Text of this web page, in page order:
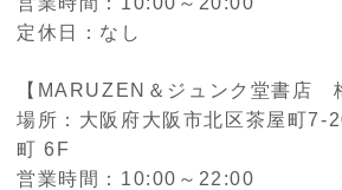
定休日：なし
【MARUZEN＆ジュンク堂書店
場所：大阪府大阪市北区茶屋町
町 6F
営業時間：10:00～22:00